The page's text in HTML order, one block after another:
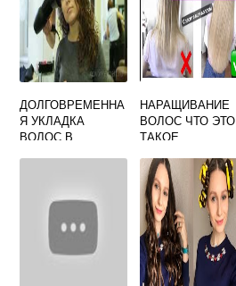
ДОЛГОВРЕМЕННА
Я УКЛАДКА
ВОЛОС В
НАРАЩИВАНИЕ
ВОЛОС ЧТО ЭТО
ТАКОЕ